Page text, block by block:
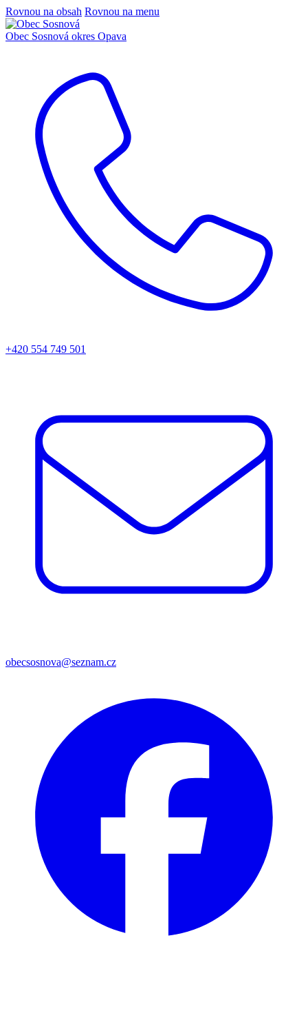
Rovnou na obsah Rovnou na menu
Obec Sosnová okres Opava
+420 554 749 501
obecsosnova@seznam.cz